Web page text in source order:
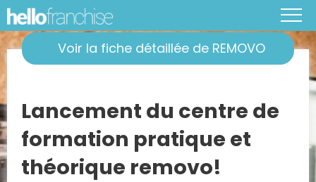
Voir la fiche détaillée de REMOVO
Lancement du centre de
formation pratique et
théorique removo!